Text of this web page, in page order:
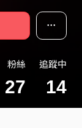
粉絲
27
追蹤中
14